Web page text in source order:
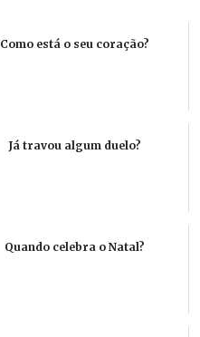
Como está o seu coração?
Já travou algum duelo?
Quando celebra o Natal?